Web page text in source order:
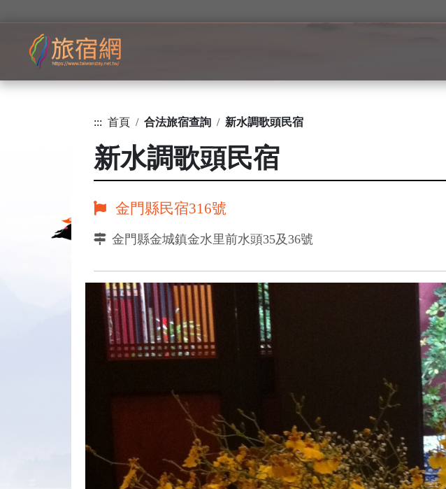
::: 首頁 合法旅宿查詢 新水調歌頭民宿
新水調歌頭民宿
金門縣民宿316號
金門縣金城鎮金水里前水頭35及36號